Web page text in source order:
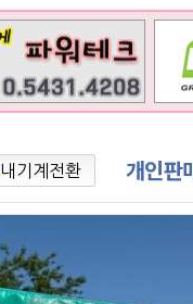
내기계전환 개인판